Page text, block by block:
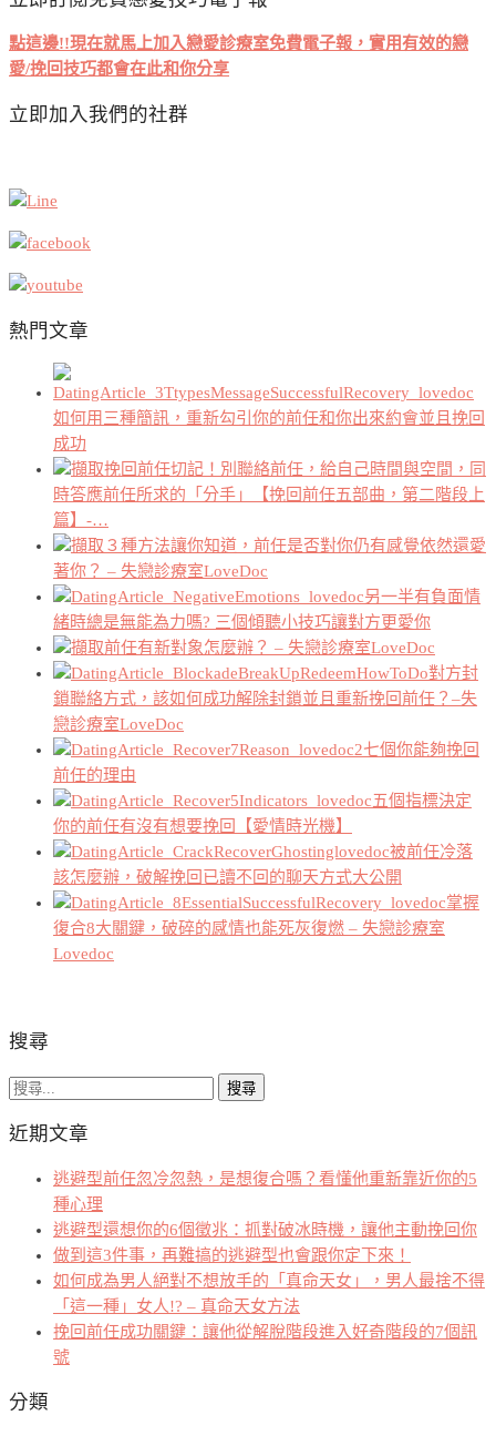
點這邊!!現在就馬上加入戀愛診療室免費電子報，實用有效的戀
愛/挽回技巧都會在此和你分享
立即加入我們的社群
熱門文章
如何用三種簡訊，重新勾引你的前任和你出來約會並且挽回
成功
挽回前任切記！別聯絡前任，給自己時間與空間，同
時答應前任所求的「分手」【挽回前任五部曲，第二階段上
篇】-…
３種方法讓你知道，前任是否對你仍有感覺依然還愛
著你？ – 失戀診療室LoveDoc
另一半有負面情
緒時總是無能為力嗎? 三個傾聽小技巧讓對方更愛你
前任有新對象怎麼辦？ – 失戀診療室LoveDoc
對方封
鎖聯絡方式，該如何成功解除封鎖並且重新挽回前任？–失
戀診療室LoveDoc
七個你能夠挽回
前任的理由
五個指標決定
你的前任有沒有想要挽回【愛情時光機】
被前任冷落
該怎麼辦，破解挽回已讀不回的聊天方式大公開
掌握
復合8大關鍵，破碎的感情也能死灰復燃 – 失戀診療室
Lovedoc
搜尋
搜
關
近期文章
逃避型前任忽冷忽熱，是想復合嗎？看懂他重新靠近你的5
種心理
逃避型還想你的6個徵兆：抓對破冰時機，讓他主動挽回你
做到這3件事，再難搞的逃避型也會跟你定下來！
如何成為男人絕對不想放手的「真命天女」，男人最捨不得
「這一種」女人!? – 真命天女方法
挽回前任成功關鍵：讓他從解脫階段進入好奇階段的7個訊
號
分類